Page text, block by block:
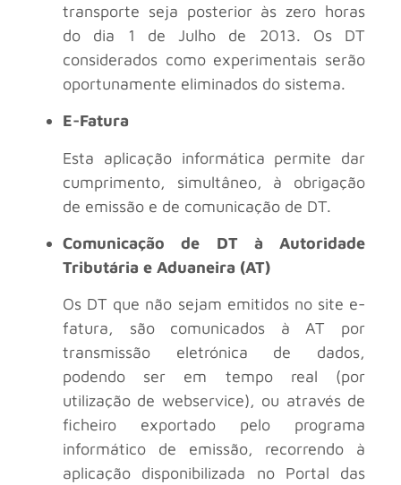
transporte seja posterior às zero horas
do dia 1 de Julho de 2013. Os DT
considerados como experimentais serão
oportunamente eliminados do sistema.
E-Fatura
Esta aplicação informática permite dar
cumprimento, simultâneo, à obrigação
de emissão e de comunicação de DT.
Comunicação de DT à Autoridade
Tributária e Aduaneira (AT)
Os DT que não sejam emitidos no site e-
fatura, são comunicados à AT por
transmissão eletrónica de dados,
podendo ser em tempo real (por
utilização de webservice), ou através de
ficheiro exportado pelo programa
informático de emissão, recorrendo à
aplicação disponibilizada no Portal das